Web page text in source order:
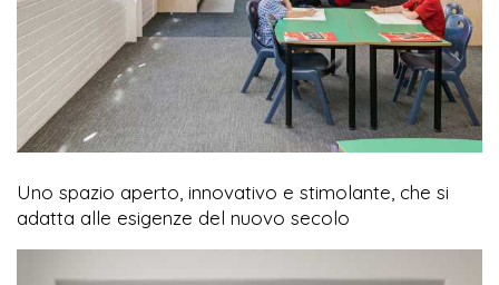
Uno spazio aperto, innovativo e stimolante, che si
adatta alle esigenze del nuovo secolo